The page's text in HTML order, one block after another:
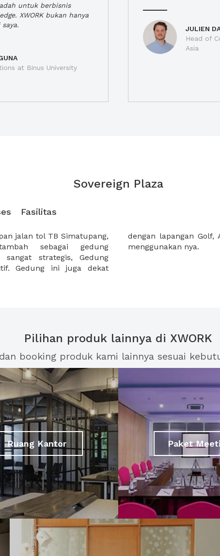
untuk berbisnis
XWORK bukan hanya
at Binus University
JULIEN
Head of
Asia
Sovereign Plaza
Fasilitas
jalan tol TB Simatupang,
sebagai gedung
strategis, Gedung
Gedung ini juga dekat
olahraga ini dapat
menggunakan nya.
Pilihan produk lainnya di XWORK
booking produk kami lainnya sesuai
Ruang Kantor Paket